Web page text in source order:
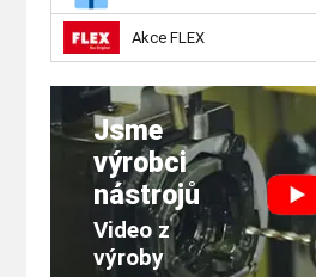
Akce FLEX
Jsme
výrobci
nástrojů
Video z
výroby